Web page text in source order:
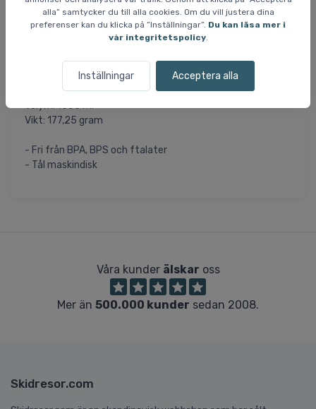
alla” samtycker du till alla cookies. Om du vill justera dina
preferenser kan du klicka på ”Inställningar”. Du kan läsa mer i
vår integritetspolicy.
Inställningar Acceptera alla
Den smarta vattenflaskan är bra för både dig och miljön.
Nalgene säger att de skapade "den ursprungliga
återanvändbara vattenflaskan" för mer än 70 år sedan.
Specifikationer och egenskaper:
Volym: 1000 ml
Vikt: 177,25 gram
- Fri från BPA, BPS och ftalater
- Tål maskindisk
Våra kunder älskar oss
Mer än 500.000 kunder sedan 2008.
Skidresor.com